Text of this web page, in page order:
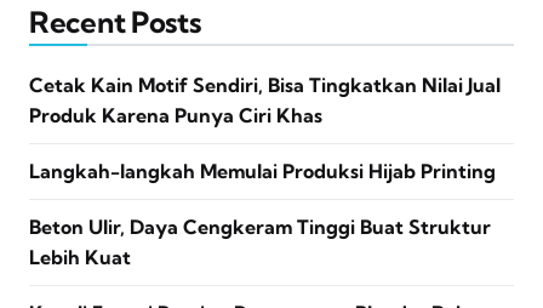
Recent Posts
Cetak Kain Motif Sendiri, Bisa Tingkatkan Nilai Jual
Produk Karena Punya Ciri Khas
Langkah-langkah Memulai Produksi Hijab Printing
Beton Ulir, Daya Cengkeram Tinggi Buat Struktur
Lebih Kuat